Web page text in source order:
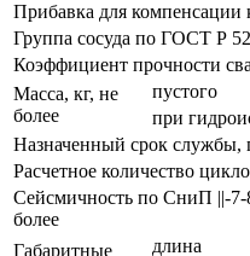
Прибавка для компенсации
Группа сосуда по ГОСТ Р
Коэффициент прочности
Масса, кг, не
более
пустого
при
Назначенный срок службы,
Расчетное количество
Сейсмичность по СниП ||-7-
более
Габаритные длина